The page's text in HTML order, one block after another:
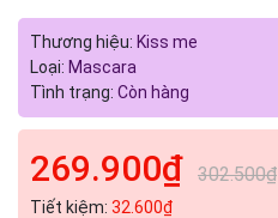
Thương hiệu: Kiss me
Loại: Mascara
Tình trạng: Còn hàng
269.900₫ 302.500₫
Tiết kiệm: 32.600₫